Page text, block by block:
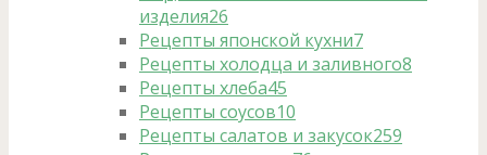
изделия26
Рецепты японской кухни7
Рецепты холодца и заливного8
Рецепты хлеба45
Рецепты соусов10
Рецепты салатов и закусок259